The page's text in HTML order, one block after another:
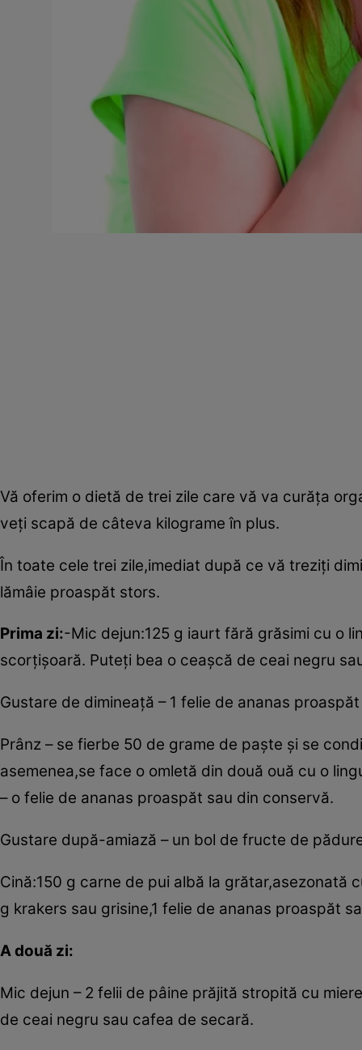
Vă oferim o dietă de trei zile care vă va curăţa
veţi scapă de câteva kilograme în plus.
În toate cele trei zile,imediat după ce vă treziţi
lămâie proaspăt stors.
Prima zi:-Mic dejun:125 g iaurt fără grăsimi cu o
scorţişoară. Puteţi bea o ceaşcă de ceai negru
Gustare de dimineaţă – 1 felie de ananas
Prânz – se fierbe 50 de grame de paşte şi se
asemenea,se face o omletă din două ouă cu o
– o felie de ananas proaspăt sau din conservă.
Gustare după-amiază – un bol de fructe de
Cină:150 g carne de pui albă la grătar,asezonată
g krakers sau grisine,1 felie de ananas proaspăt
A două zi:
Mic dejun – 2 felii de pâine prăjită stropită cu
de ceai negru sau cafea de secară.